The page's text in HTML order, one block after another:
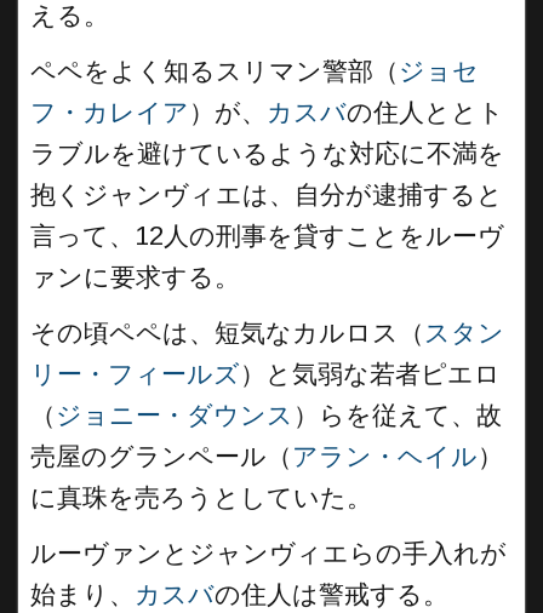
える。
ペペをよく知るスリマン警部（ ジョセ
フ・カレイア ）が、 カスバの住人ととト
ラブルを避けているような対応に不満を
抱くジャンヴィエは、自分が逮捕すると
言って、12人の刑事を貸すことをルーヴ
ァンに要求する。
その頃ペペは、短気なカルロス（スタン
リー・フィールズ）と気弱な若者ピエロ
（ ジョニー・ダウンス ）らを従えて、故
売屋のグランペール（ アラン・ヘイル）
に真珠を売ろうとしていた。
ルーヴァンとジャンヴィエらの手入れが
始まり、 カスバの住人は警戒する。